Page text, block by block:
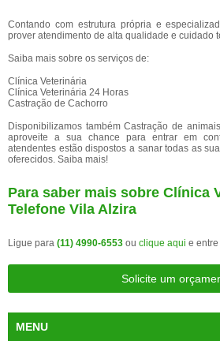
Contando com estrutura própria e
prover atendimento de alta qualidade e cuidado
Saiba mais sobre os serviços de:
Clínica Veterinária
Clínica Veterinária 24 Horas
Castração de Cachorro
Disponibilizamos também Castração de
aproveite a sua chance para entrar em
atendentes estão dispostos a sanar todas as
oferecidos. Saiba mais!
Para saber mais sobre Clínica
Telefone Vila Alzira
Ligue para (11) 4990-6553 ou clique aqui e
Solicite um
MENU